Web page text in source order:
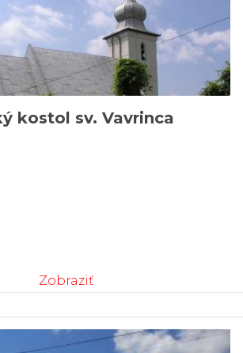
kostol sv. Vavrinca
Zobraziť